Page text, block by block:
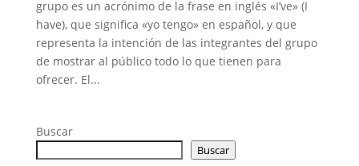
grupo es un acrónimo de la frase en inglés «I’ve» (I
have), que significa «yo tengo» en español, y que
representa la intención de las integrantes del grupo
de mostrar al público todo lo que tienen para
ofrecer. El...
Buscar
Buscar